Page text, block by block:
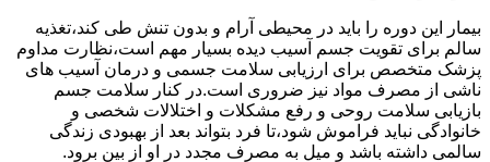
بیمار این دوره را باید در محیطی آرام و بدون تنش طی کند،تغذیه
سالم برای تقویت جسم آسیب دیده بسیار مهم است،نظارت مداوم
پزشک متخصص برای ارزیابی سلامت جسمی و درمان آسیب های
ناشی از مصرف مواد نیز ضروری است.در کنار سلامت جسم
بازیابی سلامت روحی و رفع مشکلات و اختلالات شخصی و
خانوادگی نباید فراموش شود،تا فرد بتواند بعد از بهبودی زندگی
سالمی داشته باشد و میل به مصرف مجدد در او از بین برود.